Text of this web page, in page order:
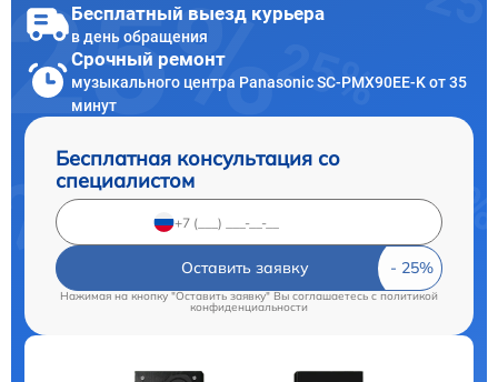
Бесплатный выезд курьера
в день обращения
Срочный ремонт
музыкального центра Panasonic SC-PMX90EE-K от 35
минут
Бесплатная консультация со
специалистом
Оставить заявку
Нажимая на кнопку "Оставить заявку" Вы соглашаетесь cполитикой
конфиденциальности